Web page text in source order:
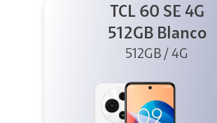
TCL 60 SE 4G
512GB Blanco
512GB / 4G